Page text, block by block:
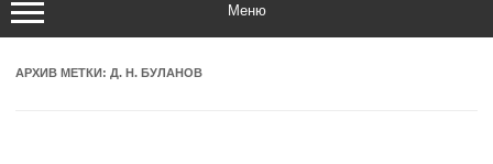
Меню
АРХИВ МЕТКИ: Д. Н. БУЛАНОВ